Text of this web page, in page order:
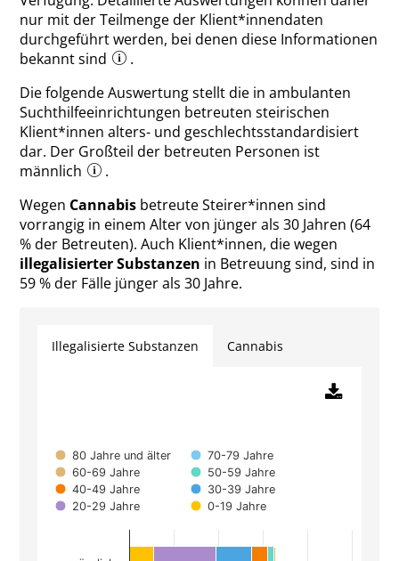
nur mit der Teilmenge der Klient*innendaten
durchgeführt werden, bei denen diese Informationen
bekannt sind
.
Die folgende Auswertung stellt die in ambulanten
Suchthilfeeinrichtungen betreuten steirischen
Klient*innen alters- und geschlechtsstandardisiert
dar. Der Großteil der betreuten Personen ist
männlich
.
Wegen Cannabis betreute Steirer*innen sind
vorrangig in einem Alter von jünger als 30 Jahren (64
% der Betreuten). Auch Klient*innen, die wegen
illegalisierter Substanzen in Betreuung sind, sind in
59 % der Fälle jünger als 30 Jahre.
Illegalisierte Substanzen Cannabis
Chart
Bar chart with 8 data series.
The chart has 1 X axis displaying Geschlecht.
The chart has 1 Y axis displaying Anzahl je
80 Jahre und älter
70-79 Jahre
60-69 Jahre
50-59 Jahre
40-49 Jahre
30-39 Jahre
20-29 Jahre
0-19 Jahre